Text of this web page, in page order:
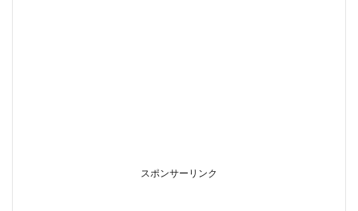
スポンサーリンク